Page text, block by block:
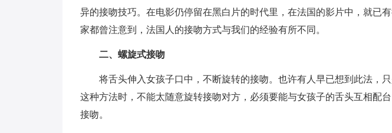
异的接吻技巧。在电影仍停留在黑白片的时代里，在法国的影片中，就已
家都曾注意到，法国人的接吻方式与我们的经验有所不同。
二、螺旋式接吻
将舌头伸入女孩子口中，不断旋转的接吻。也许有人早已想到此法，
这种方法时，不能太随意旋转接吻对方，必须要能与女孩子的舌头互相配
接吻。